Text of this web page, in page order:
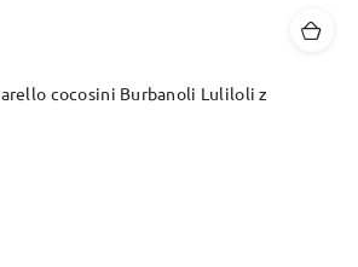
cocosini Burbanoli Luliloli z